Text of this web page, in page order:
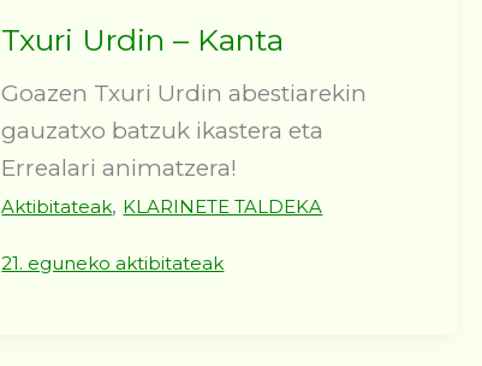
Txuri Urdin – Kanta
Goazen Txuri Urdin abestiarekin
gauzatxo batzuk ikastera eta
Errealari animatzera!
Aktibitateak, KLARINETE TALDEKA
21. eguneko aktibitateak